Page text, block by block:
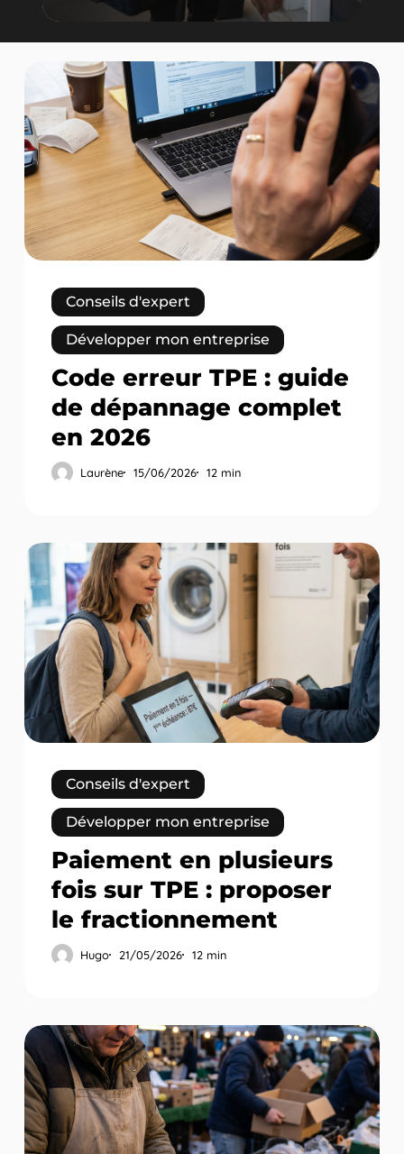
erreur
TPE
:
guide
de
dépannage
complet
en
2026
Conseils d'expert
Développer mon entreprise
Code erreur TPE : guide
de dépannage complet
en 2026
Laurène 15/06/2026 12 min
Paiement
en
plusieurs
fois
TPE
:
proposer
le
fractionnement
Conseils d'expert
Développer mon entreprise
Paiement en plusieurs
fois sur TPE : proposer
le fractionnement
Hugo 21/05/2026 12 min
TPE
pour
taxi
et
VTC
: